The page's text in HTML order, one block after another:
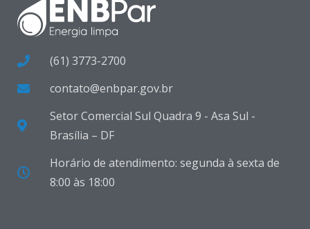
(61) 3773-2700
contato@enbpar.gov.br
Setor Comercial Sul Quadra 9 - Asa Sul -
Brasília – DF
Horário de atendimento: segunda à sexta de
8:00 às 18:00